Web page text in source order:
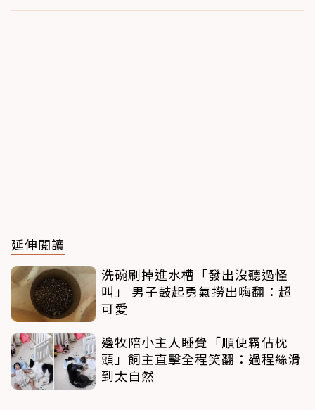
延伸閱讀
洗碗刷掉進水槽「發出沒聽過怪
叫」 男子鼓起勇氣撈出嗨翻：超
可愛
邊牧陪小主人睡覺「順便霸佔枕
頭」飼主直擊全程笑翻：過程絲滑
到太自然